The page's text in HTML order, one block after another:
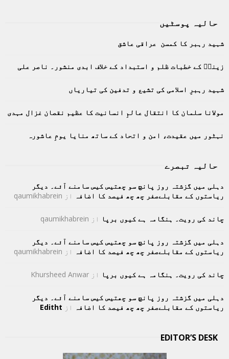
f
r
E
A
R
C
H
حالیہ پوسٹیں
شہید رہبر کا کمسن عراقی عاشق
زینبؑ کے خطبات ظلم و استبداد کے خلاف ابدی منشور۔ ناصر علی
شہید رہبرِ اسلامی کی تشیع و تدفین کی تیاریاں
مولانا سلمان کا انتقال عالمِ انسانیت کا عظیم نقصان غزال مہدی
نہٹور میں عقیدت، امن و اتحاد کے ساتھ منایا یومِ عاشورہ
حالیہ تبصرے
دہلی میں گزشتہ روز پانچ سو چھتیس کیس سامنے آئے۔ دیگر
ریاستوں کے مقابلےصفر چھ چھ فیصد کا اضافہ از qaumikhabrein
چاند کی رویت۔ ہنگامہ ہے کیوں برپا از qaumikhabrein
دہلی میں گزشتہ روز پانچ سو چھتیس کیس سامنے آئے۔ دیگر
ریاستوں کے مقابلےصفر چھ چھ فیصد کا اضافہ از qaumikhabrein
چاند کی رویت۔ ہنگامہ ہے کیوں برپا از Khursheed Anwar
دہلی میں گزشتہ روز پانچ سو چھتیس کیس سامنے آئے۔ دیگر
ریاستوں کے مقابلےصفر چھ چھ فیصد کا اضافہ از Editht
EDITOR’S DESK